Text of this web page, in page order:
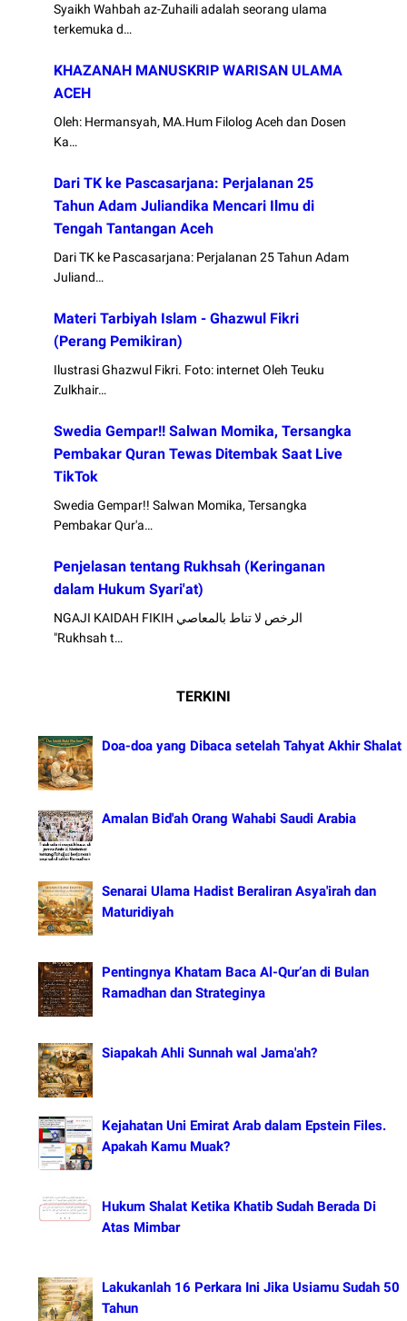
Syaikh Wahbah az-Zuhaili adalah seorang ulama
terkemuka d…
KHAZANAH MANUSKRIP WARISAN ULAMA
ACEH
Oleh: Hermansyah, MA.Hum Filolog Aceh dan Dosen
Ka…
Dari TK ke Pascasarjana: Perjalanan 25
Tahun Adam Juliandika Mencari Ilmu di
Tengah Tantangan Aceh
Dari TK ke Pascasarjana: Perjalanan 25 Tahun Adam
Juliand…
Materi Tarbiyah Islam - Ghazwul Fikri
(Perang Pemikiran)
Ilustrasi Ghazwul Fikri. Foto: internet Oleh Teuku
Zulkhair…
Swedia Gempar!! Salwan Momika, Tersangka
Pembakar Quran Tewas Ditembak Saat Live
TikTok
Swedia Gempar!! Salwan Momika, Tersangka
Pembakar Qur'a…
Penjelasan tentang Rukhsah (Keringanan
dalam Hukum Syari'at)
NGAJI KAIDAH FIKIH الرخص لا تناط بالمعاصي
"Rukhsah t…
TERKINI
Doa-doa yang Dibaca setelah Tahyat Akhir Shalat
Amalan Bid'ah Orang Wahabi Saudi Arabia
Senarai Ulama Hadist Beraliran Asya'irah dan
Maturidiyah
Pentingnya Khatam Baca Al-Qur’an di Bulan
Ramadhan dan Strateginya
Siapakah Ahli Sunnah wal Jama'ah?
Kejahatan Uni Emirat Arab dalam Epstein Files.
Apakah Kamu Muak?
Hukum Shalat Ketika Khatib Sudah Berada Di
Atas Mimbar
Lakukanlah 16 Perkara Ini Jika Usiamu Sudah 50
Tahun